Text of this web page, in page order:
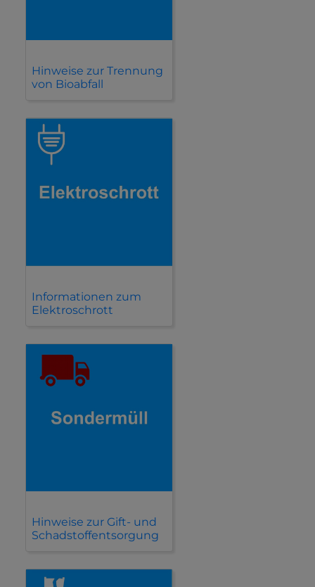
Hinweise zur Trennung
von Bioabfall
Informationen zum
Elektroschrott
Hinweise zur Gift- und
Schadstoffentsorgung